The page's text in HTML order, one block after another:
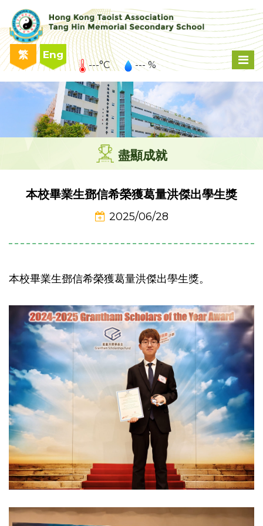
繁 Eng
---°C --- %
盡顯成就
本校畢業生鄧信希榮獲葛量洪傑出學生獎
2025/06/28
本校畢業生鄧信希榮獲葛量洪傑出學生獎。